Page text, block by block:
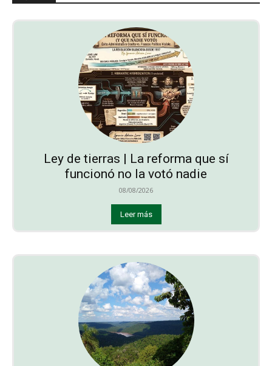
Ley de tierras | La reforma que sí
funcionó no la votó nadie
08/08/2026
Leer más